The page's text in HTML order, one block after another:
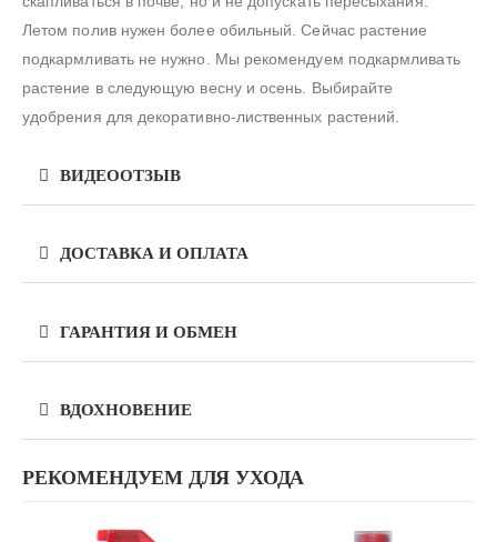
Летом полив нужен более обильный. Сейчас растение
подкармливать не нужно. Мы рекомендуем подкармливать
растение в следующую весну и осень. Выбирайте
удобрения для декоративно-лиственных растений.
ВИДЕООТЗЫВ
ДОСТАВКА И ОПЛАТА
ГАРАНТИЯ И ОБМЕН
ВДОХНОВЕНИЕ
РЕКОМЕНДУЕМ ДЛЯ УХОДА